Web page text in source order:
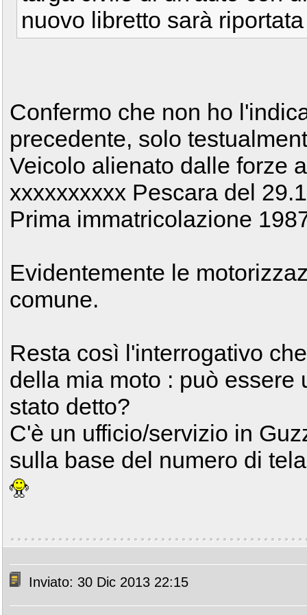
nuovo libretto sarà
Confermo che non ho
precedente, solo
Veicolo alienato dalle forze
xxxxxxxxxx Pescara del
Prima immatricolazione
Evidentemente le
comune.
Resta così l'interrogativo
della mia moto : può essere
stato detto?
C'è un ufficio/servizio in
sulla base del numero di
Inviato: 30 Dic 2013 22:15